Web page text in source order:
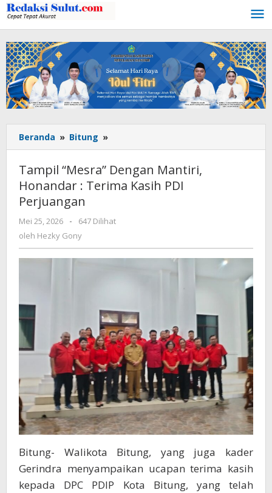
Lewati
ke
konten
Beranda » Bitung »
"Mesra"
Mantiri,
Honandar
Kasih
Perjuangan
Tampil “Mesra” Dengan Mantiri,
Honandar : Terima Kasih PDI
Perjuangan
Mei 25, 2026
oleh
Hezky
Gony
-
647 Dilihat
oleh Hezky Gony
Bitung- Walikota Bitung, yang juga kader
Gerindra menyampaikan ucapan terima kasih
kepada DPC PDIP Kota Bitung, yang telah